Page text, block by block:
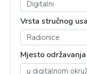
Vrsta stručnog
Mjesto održavanja